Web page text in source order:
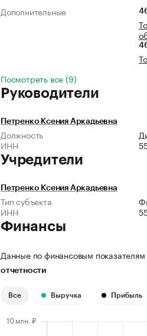
Дополнительные
Посмотреть все (9)
Руководители
Петренко Ксения Аркадьевна
Должность
ИНН
Учредители
Петренко Ксения Аркадьевна
Тип субъекта
ИНН
Финансы
Данные по финансовым
отчетности
Все Выручка Прибыль